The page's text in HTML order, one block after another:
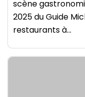
scène
2025 du Guide
restaurants à…